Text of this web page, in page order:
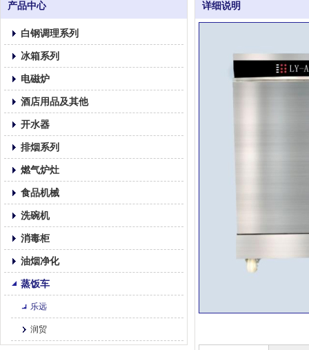
产品中心
白钢调理系列
冰箱系列
电磁炉
酒店用品及其他
开水器
排烟系列
燃气炉灶
食品机械
洗碗机
消毒柜
油烟净化
蒸饭车
乐远
润贸
详细说明